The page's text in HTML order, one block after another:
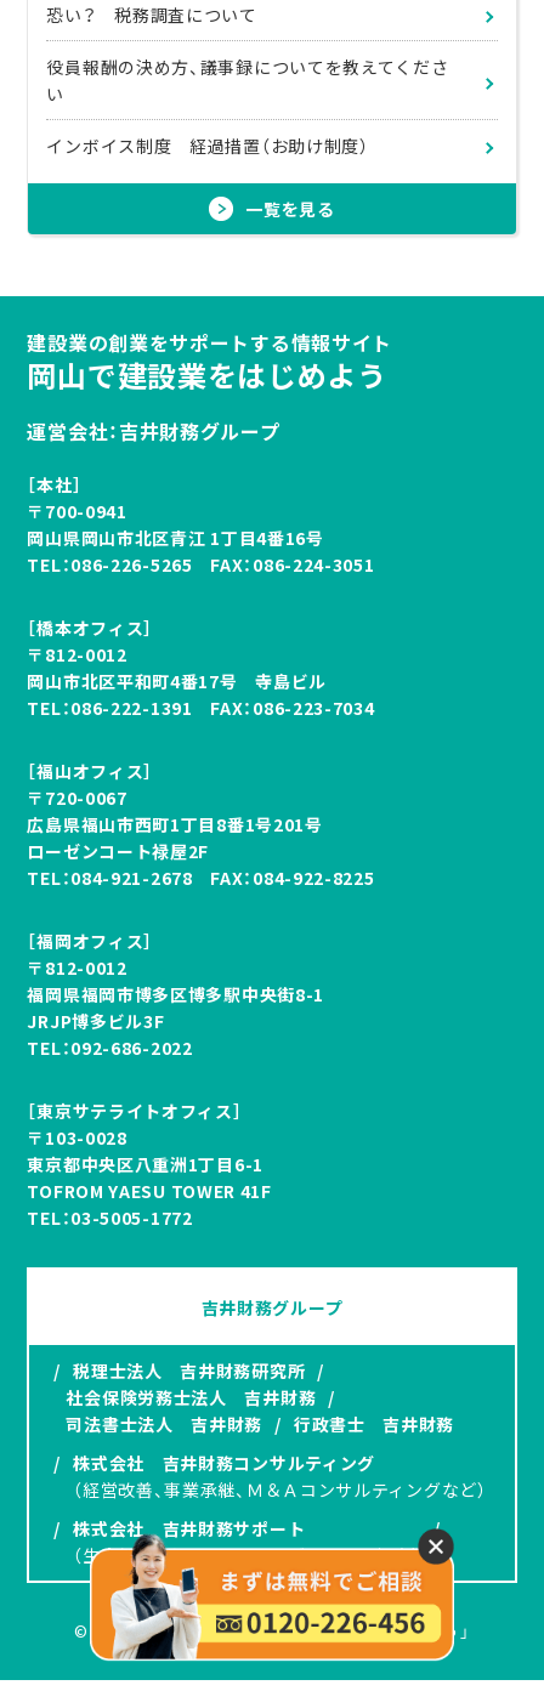
恐い？ 税務調査について
役員報酬の決め方、議事録についてを教えてくださ
い
インボイス制度 経過措置（お助け制度）
一覧を見る
建設業の創業をサポートする情報サイト
岡山で建設業をはじめよう
運営会社：吉井財務グループ
［本社］
〒700-0941
岡山県岡山市北区青江 1丁目4番16号
TEL：086-226-5265 FAX：086-224-3051
［橋本オフィス］
〒812-0012
岡山市北区平和町4番17号 寺島ビル
TEL：086-222-1391 FAX：086-223-7034
［福山オフィス］
〒720-0067
広島県福山市西町1丁目8番1号201号
ローゼンコート禄屋2F
TEL：084-921-2678 FAX：084-922-8225
［福岡オフィス］
〒812-0012
福岡県福岡市博多区博多駅中央街8-1
JRJP博多ビル3F
TEL：092-686-2022
［東京サテライトオフィス］
〒103-0028
東京都中央区八重洲1丁目6-1
TOFROM YAESU TOWER 41F
TEL：03-5005-1772
吉井財務グループ
/ 税理士法人 吉井財務研究所 /
社会保険労務士法人 吉井財務 /
司法書士法人 吉井財務 / 行政書士 吉井財務
/ 株式会社 吉井財務コンサルティング
（経営改善、事業承継、Ｍ＆Ａコンサルティングなど）
/ 株式会社 吉井財務サポート
（生命保険、オペレーティングリースの提案）
/
© 2024 吉井財務研究所「岡山で建設業をはじめよう」